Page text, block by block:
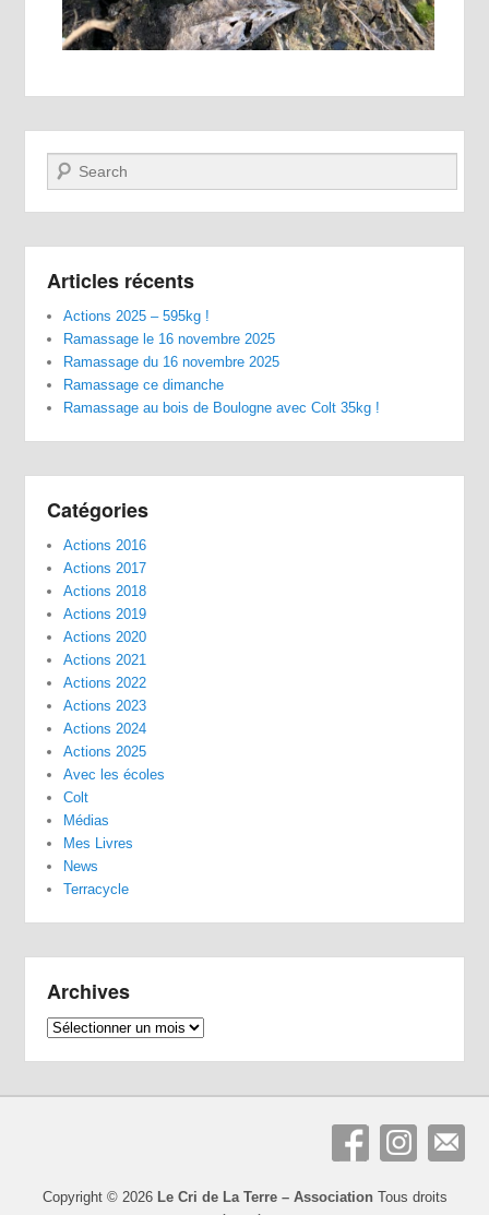
Recherche
Articles récents
Actions 2025 – 595kg !
Ramassage le 16 novembre 2025
Ramassage du 16 novembre 2025
Ramassage ce dimanche
Ramassage au bois de Boulogne avec Colt 35kg !
Catégories
Actions 2016
Actions 2017
Actions 2018
Actions 2019
Actions 2020
Actions 2021
Actions 2022
Actions 2023
Actions 2024
Actions 2025
Avec les écoles
Colt
Médias
Mes Livres
News
Terracycle
Archives
Archives
Copyright © 2026 Le Cri de La Terre – Association Tous droits